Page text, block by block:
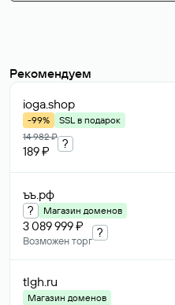
Рекомендуем
ioga.shop
-99%
SSL в подарок
14 982 ₽
189 ₽
?
ъъ.рф
? Магазин доменов
3 089 999 ₽
Возможен торг
?
tlgh.ru
Магазин доменов